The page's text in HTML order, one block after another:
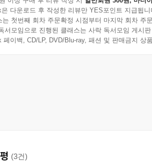
또 하나의 실전 연습이므로 OMR 카드는
OMR 카드에 마킹하는 연습을 해야 실전
파일 [QR 코드] & MP3 파일 제공
은 다운로드 후 작성한 리뷰만 YES포인트 지급됩니
는 첫번째 회차 주문확정 시점부터 마지막 회차 주
서모임으로 진행된 클래스는 사락 독서모임 게시
페이백, CD/LP, DVD/Blu-ray, 패션 및 판매금지 상
(3건)